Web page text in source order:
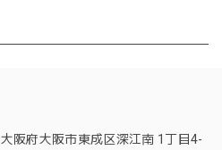
阪府大阪市東成区深江南 1丁目4-